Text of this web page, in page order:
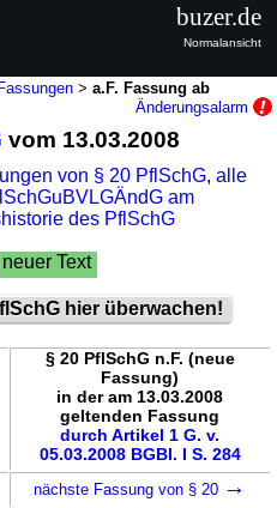
>a.F. Fassung ab
Änderungsalarm
vom 13.03.2008
von § 20 PflSchG,alle
am
des PflSchG
neuer Text
hier überwachen!
§ 20 PflSchG n.F. (neue
Fassung)
in der am 13.03.2008
geltenden Fassung
durch Artikel 1 G. v.
05.03.2008 BGBl. I S. 284
nächste Fassung von § 20 →
buzer.de
Normalansicht